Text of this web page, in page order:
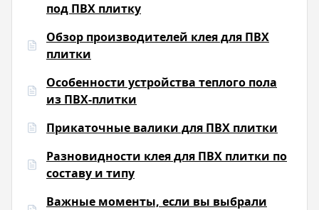
под ПВХ плитку
Обзор производителей клея для ПВХ
плитки
Особенности устройства теплого пола
из ПВХ-плитки
Прикаточные валики для ПВХ плитки
Разновидности клея для ПВХ плитки по
составу и типу
Важные моменты, если вы выбрали